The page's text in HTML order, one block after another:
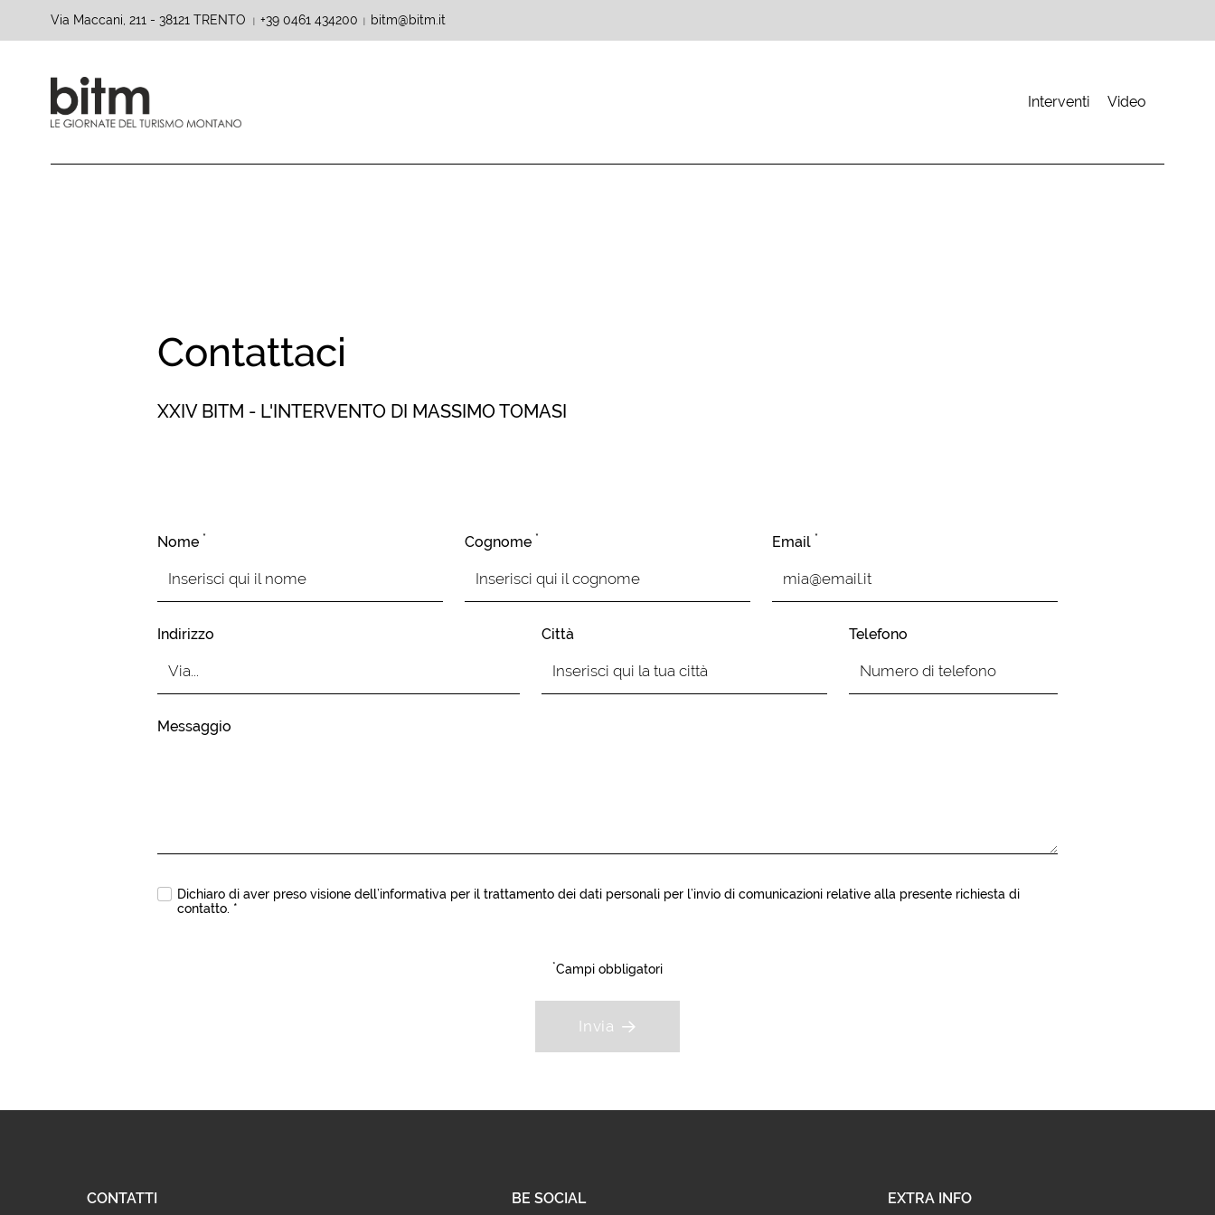
Via Maccani, 211 - 38121 TRENTO +39 0461 434200 bitm@bitm.it
Interventi Video
Contattaci
XXIV BITM - L'INTERVENTO DI MASSIMO TOMASI
Nome * Cognome * Email *
Indirizzo Città Telefono
Messaggio
Dichiaro di aver preso visione dell’informativa per il trattamento dei dati personali per l’invio di comunicazioni relative alla presente richiesta di
contatto. *
*Campi obbligatori
Invia
CONTATTI BE SOCIAL EXTRA INFO